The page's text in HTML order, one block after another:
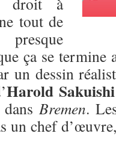
tout de
ça se
un dessin
Harold Sakuishi
Bremen.
un chef